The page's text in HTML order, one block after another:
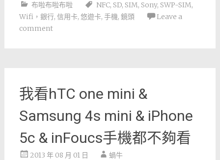
布啦布啦布啦 NFC, SD, SIM, Sony, SWP-SIM,
Wifi，銀行, 信用卡, 悠遊卡, 手機, 鏡頭
Leave a
comment
我看hTC one mini &
Samsung 4s mini & iPhone
5c & inFoucs手機都不夠看
2013 年 08 月 01 日 蝸牛